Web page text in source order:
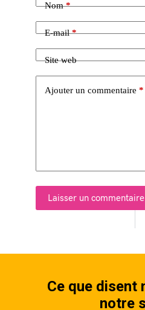
Nom*
E-mail*
Site web
Ajouter un commentaire *
Laisser un commentaire